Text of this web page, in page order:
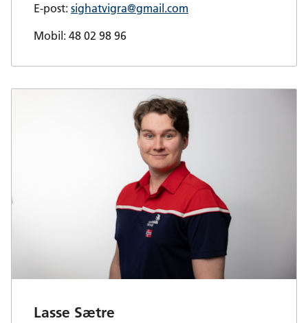
E-post:sighatvigra@gmail.com
Mobil: 48 02 98 96
Lasse Sætre